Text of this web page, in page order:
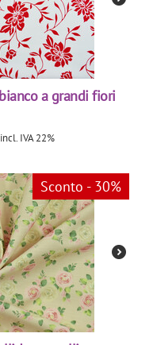
a grandi fiori
incl. IVA 22%
Sconto - 30%